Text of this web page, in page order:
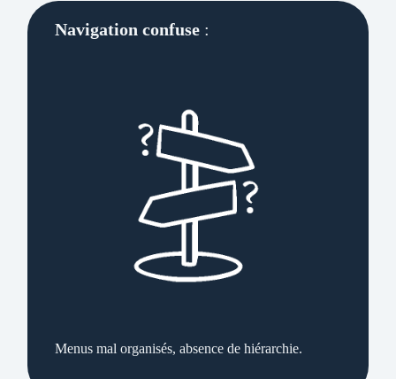
Navigation confuse :
Menus mal organisés, absence de hiérarchie.